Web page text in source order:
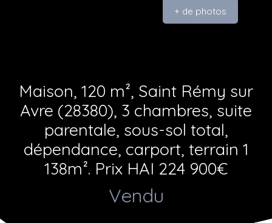
+ de photos
Maison, 120 m², Saint Rémy sur
Avre (28380), 3 chambres, suite
parentale, sous-sol total,
dépendance, carport, terrain 1
138m². Prix HAI 224 900€
Vendu